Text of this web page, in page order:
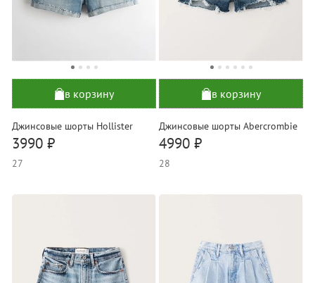
в корзину
Джинсовые шорты Hollister
3990 ₽
27
в корзину
Джинсовые шорты Abercrombie
4990 ₽
28